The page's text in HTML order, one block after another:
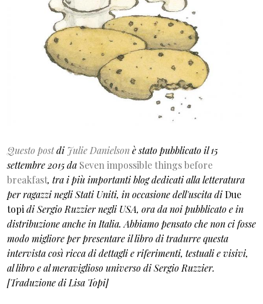
Questo postdi Julie Danielsonè stato pubblicato il 15
settembre 2015 da Seven impossible things before
breakfast, tra i più importanti blog dedicati alla letteratura
per ragazzi negli Stati Uniti, in occasione dell'uscita diDue
topi di Sergio Ruzzier negli USA, ora da noi pubblicato e in
distribuzione anche in Italia. Abbiamo pensato che non ci fosse
modo migliore per presentare il libro di tradurre questa
intervista così ricca di dettagli e riferimenti, testuali e visivi,
al libro e al meraviglioso universo di Sergio Ruzzier.
[Traduzione di Lisa Topi]